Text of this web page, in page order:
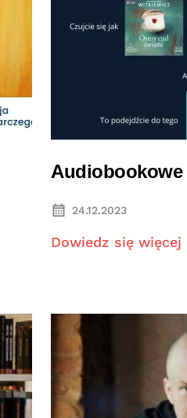
Audiobookowe
24.12.2023
Dowiedz się więcej